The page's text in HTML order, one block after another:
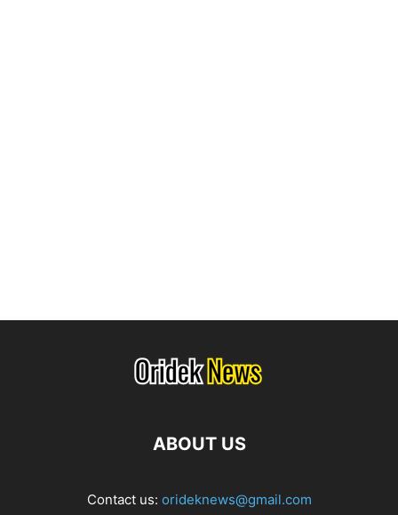
ABOUT US
Contact us: orideknews@gmail.com